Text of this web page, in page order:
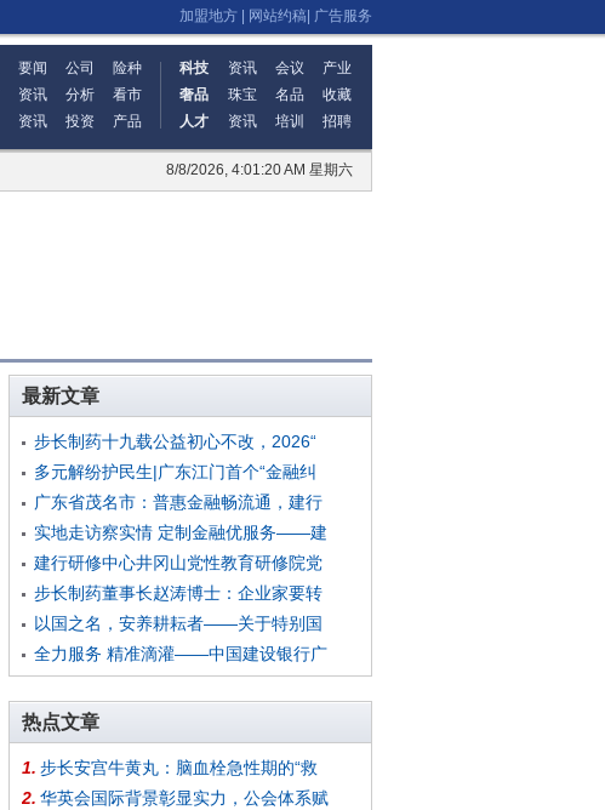
加盟地方 网站约稿 广告服务
要闻 公司
险种
资讯 分析
看市
资讯 投资 产品
科技 资讯 会议
产业
奢品
珠宝 名品
收藏
人才
资讯 培训 招聘
8/8/2026, 4:01:21 AM 星期六
最新文章
步长制药十九载公益初心不改，2026“
多元解纷护民生|广东江门首个“金融纠
广东省茂名市：普惠金融畅流通，建行
实地走访察实情 定制金融优服务——建
建行研修中心井冈山党性教育研修院党
步长制药董事长赵涛博士：企业家要转
以国之名，安养耕耘者——关于特别国
全力服务 精准滴灌——中国建设银行广
热点文章
1. 步长安宫牛黄丸：脑血栓急性期的“救
2. 华英会国际背景彰显实力，公会体系赋